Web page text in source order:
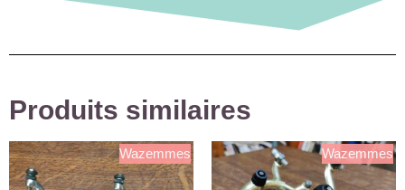
Produits similaires
Wazemmes Wazemmes